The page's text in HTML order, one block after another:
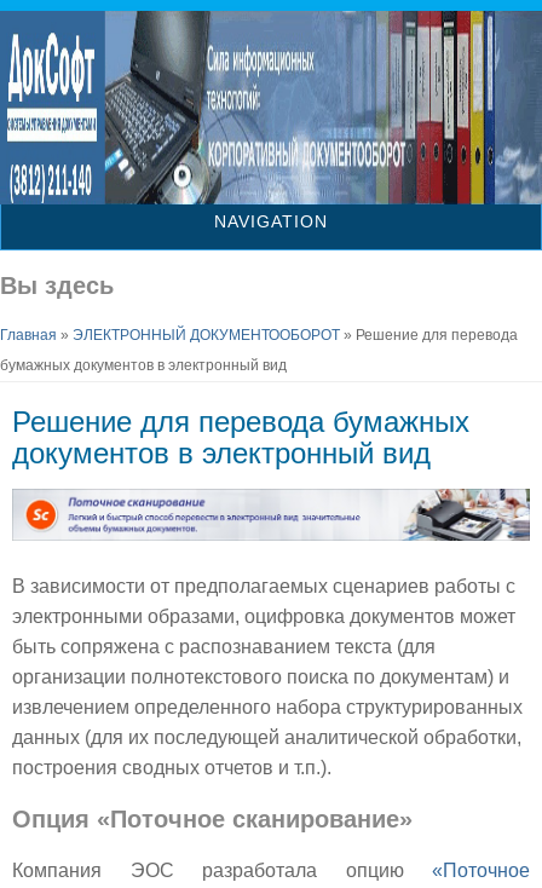
NAVIGATION
Вы здесь
Главная » ЭЛЕКТРОННЫЙ ДОКУМЕНТООБОРОТ » Решение для перевода
бумажных документов в электронный вид
Решение для перевода бумажных
документов в электронный вид
В зависимости от предполагаемых сценариев работы с
электронными образами, оцифровка документов может
быть сопряжена с распознаванием текста (для
организации полнотекстового поиска по документам) и
извлечением определенного набора структурированных
данных (для их последующей аналитической обработки,
построения сводных отчетов и т.п.).
Опция «Поточное сканирование»
Компания ЭОС разработала опцию «Поточное